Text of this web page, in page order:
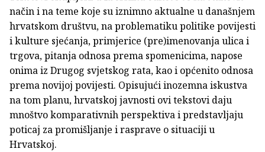
način i na teme koje su iznimno aktualne u današnjem
hrvatskom društvu, na problematiku politike povijesti
i kulture sjećanja, primjerice (pre)imenovanja ulica i
trgova, pitanja odnosa prema spomenicima, napose
onima iz Drugog svjetskog rata, kao i općenito odnosa
prema novijoj povijesti. Opisujući inozemna iskustva
na tom planu, hrvatskoj javnosti ovi tekstovi daju
mnoštvo komparativnih perspektiva i predstavljaju
poticaj za promišljanje i rasprave o situaciji u
Hrvatskoj.